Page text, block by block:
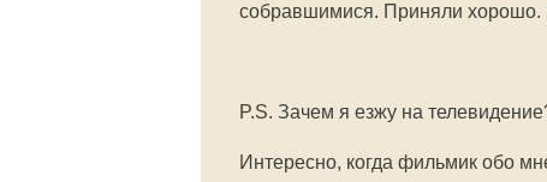
собравшимися. Приняли хорошо.
P.S. Зачем я езжу на
Интересно, когда фильмик обо